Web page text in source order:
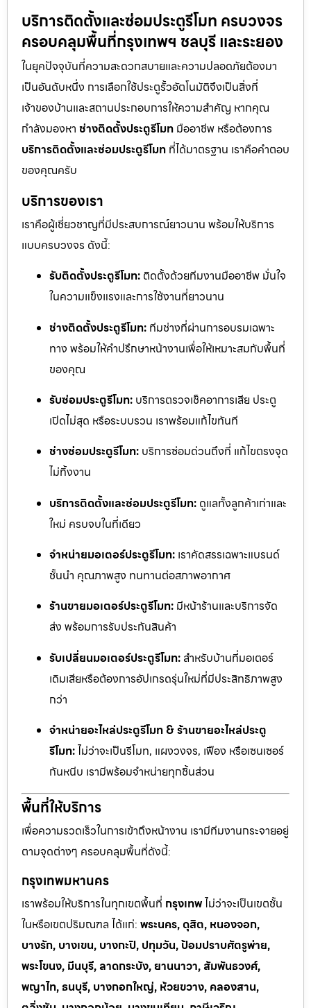
บริการติดตั้งและซ่อมประตูรีโมท ครบวงจร
ครอบคลุมพื้นที่กรุงเทพฯ ชลบุรี และระยอง
ในยุคปัจจุบันที่ความสะดวกสบายและความปลอดภัยต้องมา
เป็นอันดับหนึ่ง การเลือกใช้ประตูรั้วอัตโนมัติจึงเป็นสิ่งที่
เจ้าของบ้านและสถานประกอบการให้ความสำคัญ หากคุณ
กำลังมองหา ช่างติดตั้งประตูรีโมท มืออาชีพ หรือต้องการ
บริการติดตั้งและซ่อมประตูรีโมท ที่ได้มาตรฐาน เราคือคำตอบ
ของคุณครับ
บริการของเรา
เราคือผู้เชี่ยวชาญที่มีประสบการณ์ยาวนาน พร้อมให้บริการ
แบบครบวงจร ดังนี้:
รับติดตั้งประตูรีโมท: ติดตั้งด้วยทีมงานมืออาชีพ มั่นใจ
ในความแข็งแรงและการใช้งานที่ยาวนาน
ช่างติดตั้งประตูรีโมท: ทีมช่างที่ผ่านการอบรมเฉพาะ
ทาง พร้อมให้คำปรึกษาหน้างานเพื่อให้เหมาะสมกับพื้นที่
ของคุณ
รับซ่อมประตูรีโมท: บริการตรวจเช็คอาการเสีย ประตู
เปิดไม่สุด หรือระบบรวน เราพร้อมแก้ไขทันที
ช่างซ่อมประตูรีโมท: บริการซ่อมด่วนถึงที่ แก้ไขตรงจุด
ไม่ทิ้งงาน
บริการติดตั้งและซ่อมประตูรีโมท: ดูแลทั้งลูกค้าเก่าและ
ใหม่ ครบจบในที่เดียว
จำหน่ายมอเตอร์ประตูรีโมท: เราคัดสรรเฉพาะแบรนด์
ชั้นนำ คุณภาพสูง ทนทานต่อสภาพอากาศ
ร้านขายมอเตอร์ประตูรีโมท: มีหน้าร้านและบริการจัด
ส่ง พร้อมการรับประกันสินค้า
รับเปลี่ยนมอเตอร์ประตูรีโมท: สำหรับบ้านที่มอเตอร์
เดิมเสียหรือต้องการอัปเกรดรุ่นใหม่ที่มีประสิทธิภาพสูง
กว่า
จำหน่ายอะไหล่ประตูรีโมท & ร้านขายอะไหล่ประตู
รีโมท:ไม่ว่าจะเป็นรีโมท, แผงวงจร, เฟือง หรือเซนเซอร์
กันหนีบ เรามีพร้อมจำหน่ายทุกชิ้นส่วน
พื้นที่ให้บริการ
เพื่อความรวดเร็วในการเข้าถึงหน้างาน เรามีทีมงานกระจายอยู่
ตามจุดต่างๆ ครอบคลุมพื้นที่ดังนี้:
กรุงเทพมหานคร
เราพร้อมให้บริการในทุกเขตพื้นที่ กรุงเทพไม่ว่าจะเป็นเขตชั้น
ในหรือเขตปริมณฑล ได้แก่: พระนคร, ดุสิต, หนองจอก,
บางรัก, บางเขน, บางกะปิ, ปทุมวัน, ป้อมปราบศัตรูพ่าย,
พระโขนง, มีนบุรี, ลาดกระบัง, ยานนาวา, สัมพันธวงศ์,
พญาไท, ธนบุรี, บางกอกใหญ่, ห้วยขวาง, คลองสาน,